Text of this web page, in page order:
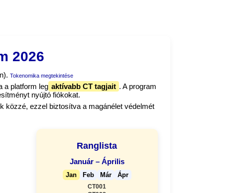
2026
Tokenomika megtekintése
a platform leg aktívabb CT tagjait . A program
nyújtó fiókokat.
közzé, ezzel biztosítva a magánélet védelmét
Ranglista
Január – Április
Jan Feb Már Ápr
CT001